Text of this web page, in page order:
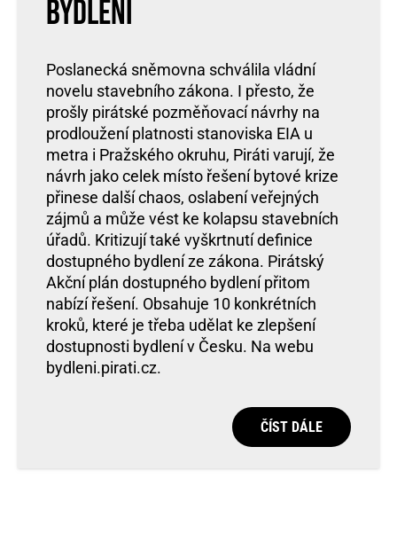
bydlení
Poslanecká sněmovna schválila vládní
novelu stavebního zákona. I přesto, že
prošly pirátské pozměňovací návrhy na
prodloužení platnosti stanoviska EIA u
metra i Pražského okruhu, Piráti varují, že
návrh jako celek místo řešení bytové krize
přinese další chaos, oslabení veřejných
zájmů a může vést ke kolapsu stavebních
úřadů. Kritizují také vyškrtnutí definice
dostupného bydlení ze zákona. Pirátský
Akční plán dostupného bydlení přitom
nabízí řešení. Obsahuje 10 konkrétních
kroků, které je třeba udělat ke zlepšení
dostupnosti bydlení v Česku. Na webu
bydleni.pirati.cz.
ČÍST DÁLE